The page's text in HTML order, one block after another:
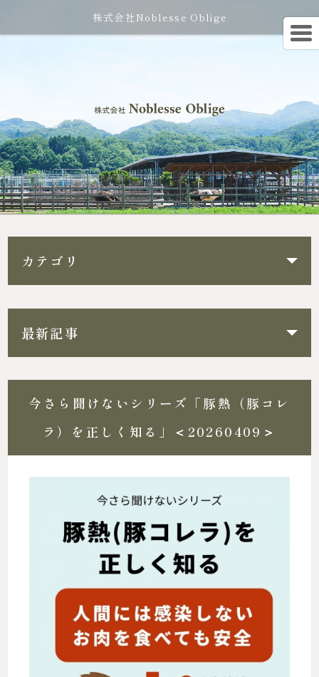
株式会社Noblesse Oblige
カテゴリ
最新記事
今さら聞けないシリーズ「豚熱（豚コレ
ラ）を正しく知る」＜20260409＞